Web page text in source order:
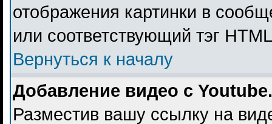
отображения картинки в
или соответствующий тэг
Вернуться к началу
Добавление видео с
Разместив вашу ссылку на